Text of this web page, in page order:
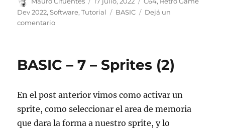
el
Dev 2022,Software,Tutorial Etiquetas
BASIC
Dejá un
comentarioen
–
BASIC – 7 – Sprites (2)
En el post anterior vimos como activar un
sprite, como seleccionar el area de memoria
que dara la forma a nuestro sprite, y lo